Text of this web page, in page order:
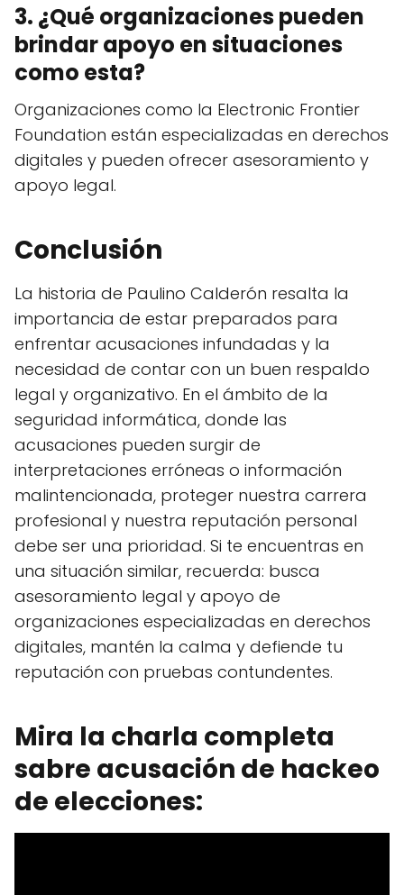
3. ¿Qué organizaciones pueden
brindar apoyo en situaciones
como esta?
Organizaciones como la Electronic Frontier
Foundation están especializadas en derechos
digitales y pueden ofrecer asesoramiento y
apoyo legal.
Conclusión
La historia de Paulino Calderón resalta la
importancia de estar preparados para
enfrentar acusaciones infundadas y la
necesidad de contar con un buen respaldo
legal y organizativo. En el ámbito de la
seguridad informática, donde las
acusaciones pueden surgir de
interpretaciones erróneas o información
malintencionada, proteger nuestra carrera
profesional y nuestra reputación personal
debe ser una prioridad. Si te encuentras en
una situación similar, recuerda: busca
asesoramiento legal y apoyo de
organizaciones especializadas en derechos
digitales, mantén la calma y defiende tu
reputación con pruebas contundentes.
Mira la charla completa
sabre acusación de hackeo
de elecciones: